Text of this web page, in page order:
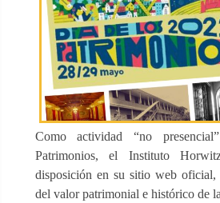
Como actividad “no
Patrimonios, el Instituto
disposición en su sitio web oficial,
del valor patrimonial e histórico de